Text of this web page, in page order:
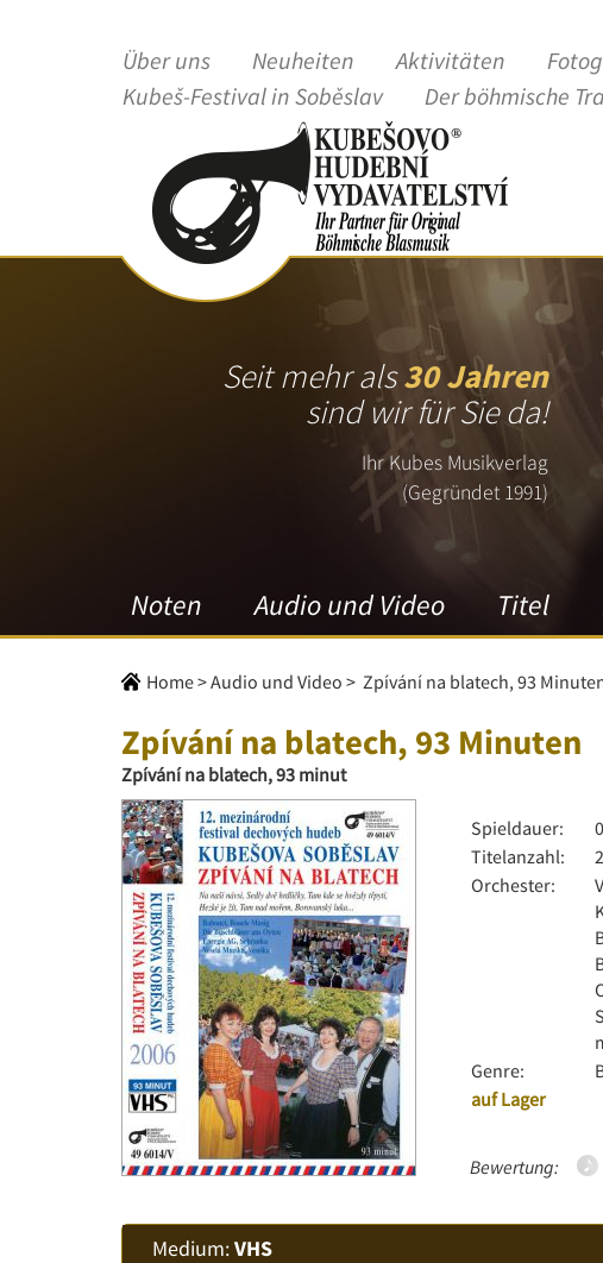
Über uns Neuheiten Aktivitäten
Kubeš-Festival in Soběslav
Der böhmische
Seit mehr als30 Jahren
sind wir für Sie da!
Ihr Kubes Musikverlag
(Gegründet 1991)
Noten Audio und Video Titel
Home>Audio und Video > Zpívání na blatech, 93
Zpívání na blatech, 93 Minuten
Zpívání na blatech, 93 minut
Spieldauer:
Titelanzahl:
Orchester:
Genre:
auf Lager
Bewertung:
Medium:VHS